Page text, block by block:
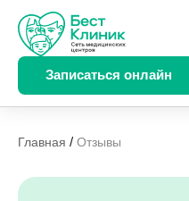
Записаться онлайн
Главная / Отзывы